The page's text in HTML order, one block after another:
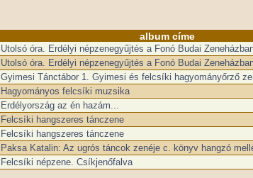
album címe
Utolsó óra. Erdélyi népzenegyűjtés a Fonó Budai
Utolsó óra. Erdélyi népzenegyűjtés a Fonó Budai
Gyimesi Tánctábor 1. Gyimesi és felcsíki hagyományőrző
Hagyományos felcsíki muzsika
Erdélyország az én hazám...
Felcsíki hangszeres tánczene
Felcsíki hangszeres tánczene
Paksa Katalin: Az ugrós táncok zenéje c. könyv hangzó
Felcsíki népzene. Csíkjenőfalva